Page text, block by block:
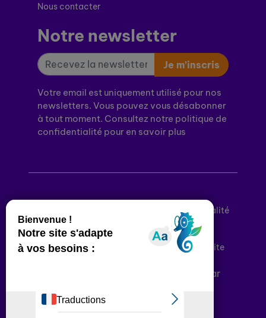
Nous contacter
Notre newsletter
Je m’inscris
Votre email est uniquement utilisé pour nos
newsletters. Vous pouvez vous désabonner
à tout moment. Consultez notre politique de
confidentialité pour en savoir plus
Politique de confidentialité
Conditions générales d’utilisation
Déclaration d’accessibilité
Plan du site
Plateforme développée en France par